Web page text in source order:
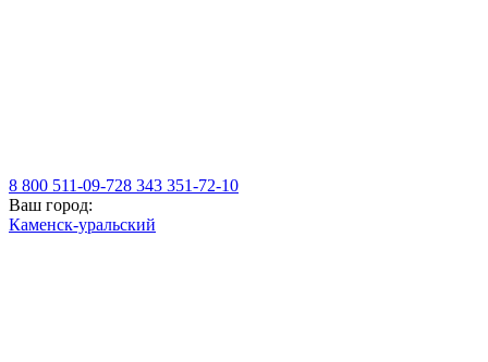
8 800 511-09-728 343 351-72-10
Ваш город:
Каменск-уральский